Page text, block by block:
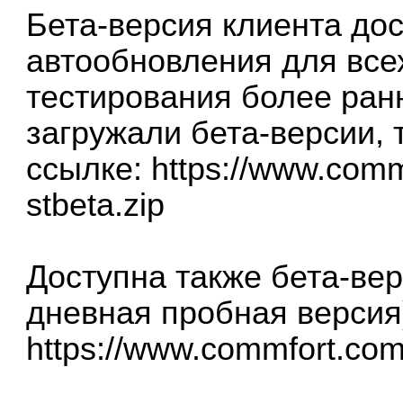
Бета-версия клиента
автообновления для
тестирования более
загружали бета-версии,
ссылке: https://
stbeta.zip
Доступна также бета-
дневная пробная
https://